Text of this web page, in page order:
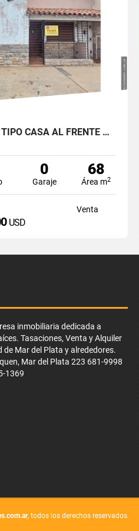
VENTA PH 3 AMB. TIPO CASA AL FRENTE OLAZABAL 2251
0
Garaje
68
Área m2
Venta
USD
inmobiliaria dedicada a
Tasaciones, Venta y Alquiler
de Mar del Plata y alrededores.
Mar del Plata 223 681-9998
1369
, todos los derechos reservados.